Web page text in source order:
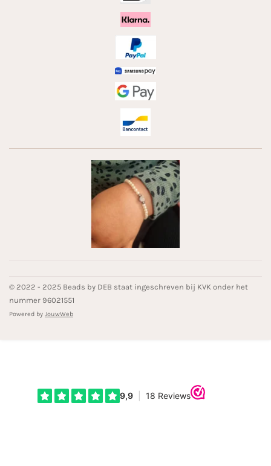
© 2022 - 2025 Beads by DEB staat ingeschreven bij KVK onder het
nummer 96021551
Powered by JouwWeb